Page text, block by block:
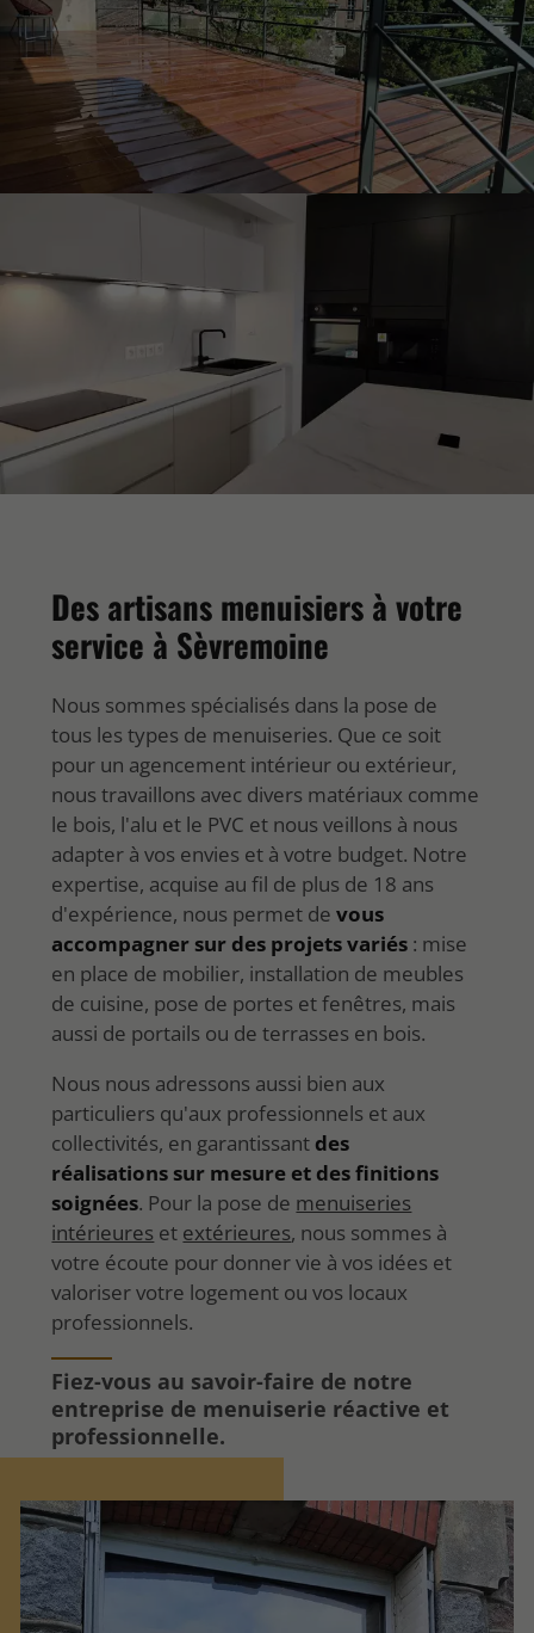
Des artisans menuisiers à votre
service à Sèvremoine
Nous sommes spécialisés dans la pose de
tous les types de menuiseries. Que ce soit
pour un agencement intérieur ou extérieur,
nous travaillons avec divers matériaux comme
le bois, l'alu et le PVC et nous veillons à nous
adapter à vos envies et à votre budget. Notre
expertise, acquise au fil de plus de 18 ans
d'expérience, nous permet devous
accompagner sur des projets variés : mise
en place de mobilier, installation de meubles
de cuisine, pose de portes et fenêtres, mais
aussi de portails ou de terrasses en bois.
Nous nous adressons aussi bien aux
particuliers qu'aux professionnels et aux
collectivités, en garantissant des
réalisations sur mesure et des finitions
soignées. Pour la pose de menuiseries
intérieures et extérieures, nous sommes à
votre écoute pour donner vie à vos idées et
valoriser votre logement ou vos locaux
professionnels.
Fiez-vous au savoir-faire de notre
entreprise de menuiserie réactive et
professionnelle.